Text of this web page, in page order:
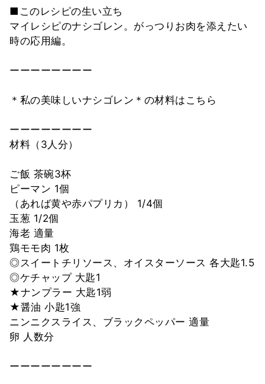
■このレシピの生い立ち
マイレシピのナシゴレン。がっつりお肉を添えたい
時の応用編。
ーーーーーーーー
＊私の美味しいナシゴレン＊の材料はこちら
ーーーーーーーー
材料（3人分）
ご飯 茶碗3杯
ピーマン 1個
（あれば黄や赤パプリカ） 1/4個
玉葱 1/2個
海老 適量
鶏モモ肉 1枚
◎スイートチリソース、オイスターソース 各大匙1.5
◎ケチャップ 大匙1
★ナンプラー 大匙1弱
★醤油 小匙1強
ニンニクスライス、ブラックペッパー 適量
卵 人数分
ーーーーーーーー